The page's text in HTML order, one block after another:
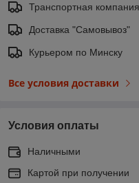
Транспортная
Доставка "Самовывоз"
Курьером по Минску
Все условия доставки
Условия оплаты
Наличными
Картой при получении